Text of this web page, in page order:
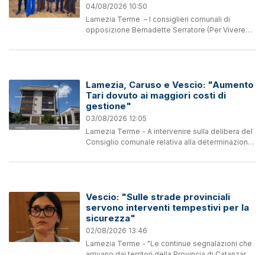
04/08/2026 10:50
Lamezia Terme – I consiglieri comunali di
opposizione Bernadette Serratore (Per Vivere
Fabrizio Muraca (PD), Gennarino Masi (PD) e
Lamezia, Caruso e Vescio: "Aumento
Tari dovuto ai maggiori costi di
gestione"
03/08/2026 12:05
Lamezia Terme - A intervenire sulla delibera del
Consiglio comunale relativa alla determinazione
capogruppo della lista civica “Lamezia Domani”,
Vescio: "Sulle strade provinciali
servono interventi tempestivi per la
sicurezza"
02/08/2026 13:46
Lamezia Terme - "Le continue segnalazioni che